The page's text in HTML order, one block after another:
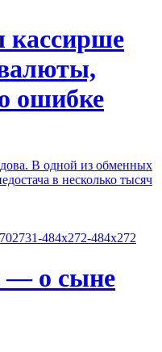
кассирше
ошибке
В одной из обменных
в несколько тысяч
— о сыне